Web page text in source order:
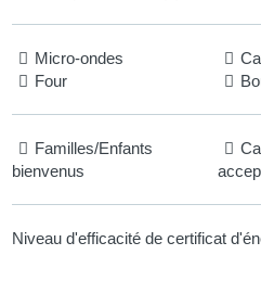
Micro-ondes
Four
Familles/Enfants
bienvenus
Niveau d'efficacité de certificat